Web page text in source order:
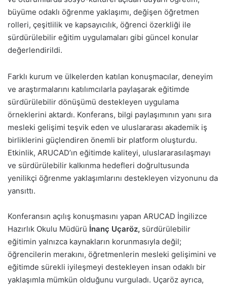
büyüme odaklı öğrenme yaklaşımı, değişen öğretmen
rolleri, çeşitlilik ve kapsayıcılık, öğrenci özerkliği ile
sürdürülebilir eğitim uygulamaları gibi güncel konular
değerlendirildi.
Farklı kurum ve ülkelerden katılan konuşmacılar, deneyim
ve araştırmalarını katılımcılarla paylaşarak eğitimde
sürdürülebilir dönüşümü destekleyen uygulama
örneklerini aktardı. Konferans, bilgi paylaşımının yanı sıra
mesleki gelişimi teşvik eden ve uluslararası akademik iş
birliklerini güçlendiren önemli bir platform oluşturdu.
Etkinlik, ARUCAD’ın eğitimde kaliteyi, uluslararasılaşmayı
ve sürdürülebilir kalkınma hedefleri doğrultusunda
yenilikçi öğrenme yaklaşımlarını destekleyen vizyonunu da
yansıttı.
Konferansın açılış konuşmasını yapan ARUCAD İngilizce
Hazırlık Okulu Müdürü İnanç Uçaröz, sürdürülebilir
eğitimin yalnızca kaynakların korunmasıyla değil;
öğrencilerin merakını, öğretmenlerin mesleki gelişimini ve
eğitimde sürekli iyileşmeyi destekleyen insan odaklı bir
yaklaşımla mümkün olduğunu vurguladı. Uçaröz ayrıca,